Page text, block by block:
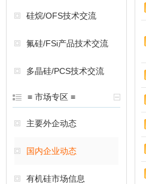
硅烷/OFS技术交流
氟硅/FSi产品技术交流
多晶硅/PCS技术交流
≡ 市场专区 ≡
主要外企动态
国内企业动态
有机硅市场信息